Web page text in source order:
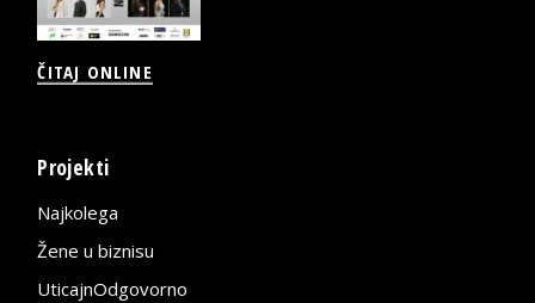
ČITAJ ONLINE
Projekti
Najkolega
Žene u biznisu
UticajnOdgovorno